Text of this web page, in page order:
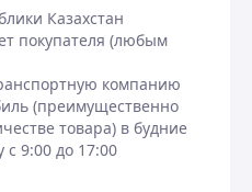
Казахстан
покупателя (любым
компанию
(преимущественно
товара) в будние
9:00 до 17:00